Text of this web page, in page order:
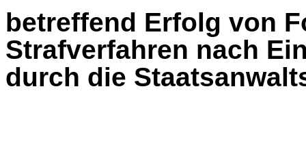
betreffend Erfolg von
Strafverfahren nach
durch die